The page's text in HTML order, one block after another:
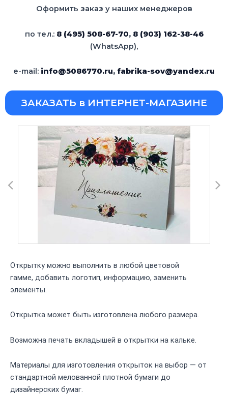
Оформить заказ у наших менеджеров
по тел.: 8 (495) 508-67-70, 8 (903) 162-38-46
(WhatsApp),
e-mail: info@5086770.ru, fabrika-sov@yandex.ru
ЗАКАЗАТЬ в ИНТЕРНЕТ-МАГАЗИНЕ
Открытку можно выполнить в любой цветовой
гамме, добавить логотип, информацию, заменить
элементы.
Открытка может быть изготовлена любого размера.
Возможна печать вкладышей в открытки на кальке.
Материалы для изготовления открыток на выбор — от
стандартной мелованной плотной бумаги до
дизайнерских бумаг.